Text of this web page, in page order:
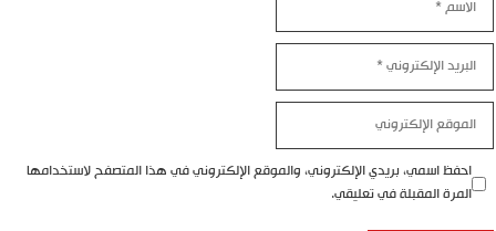
الإلكتروني
الإلكتروني
احفظ اسمي، بريدي الإلكتروني، والموقع الإلكتروني في هذا المتصفح لاستخدامها
المرة المقبلة في تعليقي.